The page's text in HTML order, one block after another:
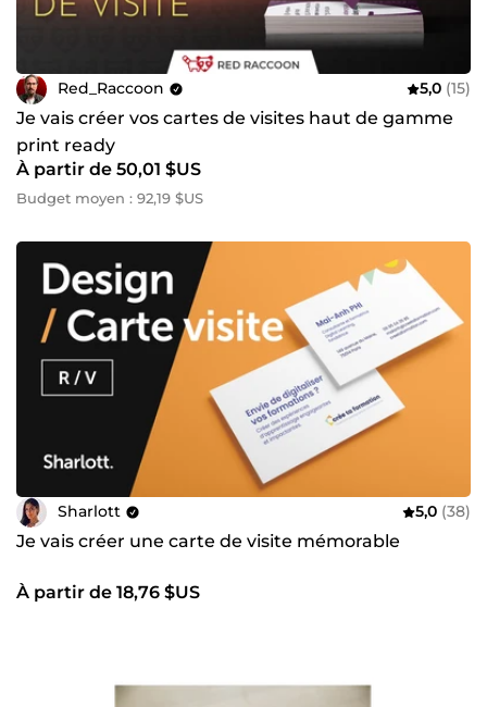
Red_Raccoon 5,0 (15)
Je vais créer vos cartes de visites haut de gamme
print ready
À partir de 50,01 $US
Budget moyen : 92,19 $US
Sharlott 5,0 (38)
Je vais créer une carte de visite mémorable
À partir de 18,76 $US